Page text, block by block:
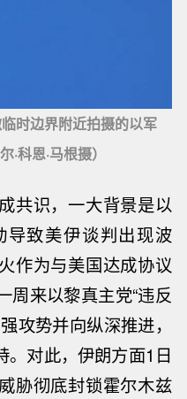
时边界附近拍摄的以军
科恩·马根摄）
共识，一大背景是以
致美伊谈判出现波
作为与美国达成协议
周来以黎真主党“违反
攻势并向纵深推进，
。对此，伊朗方面1日
胁彻底封锁霍尔木兹